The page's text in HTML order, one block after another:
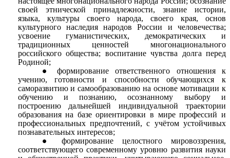
своей этнической принадлежности, знание истории,
языка, культуры своего народа, своего края, основ
культурного наследия народов России и человечества;
усвоение гуманистических, демократических и
традиционных ценностей многонационального
российского общества; воспитание чувства долга перед
Родиной;
формирование ответственного отношения к
учению, готовности и способности обучающихся к
саморазвитию и самообразованию на основе мотивации к
обучению и познанию, осознанному выбору и
построению дальнейшей индивидуальной траектории
образования на базе ориентировки в мире профессий и
профессиональных предпочтений, с учётом устойчивых
познавательных интересов;
формирование целостного мировоззрения,
соответствующего современному уровню развития науки